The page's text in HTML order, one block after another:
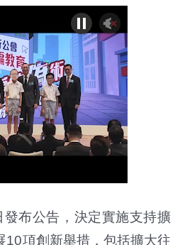
布公告，決定實施支持擴
10項創新舉措，包括擴大往